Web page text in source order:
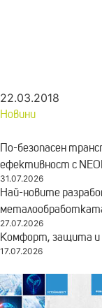
22.03.2018
Новини
По-безопасен
ефективност с
31.07.2026
Най-новите
27.07.2026
Комфорт, защита и
17.07.2026